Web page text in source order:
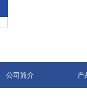
公司简介 产